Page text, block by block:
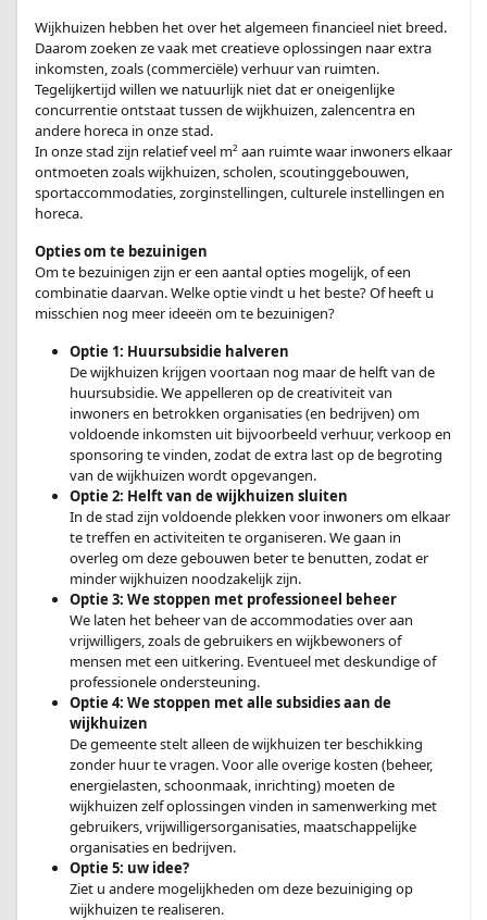
Wijkhuizen hebben het over het algemeen financieel niet breed.
Daarom zoeken ze vaak met creatieve oplossingen naar extra
inkomsten, zoals (commerciële) verhuur van ruimten.
Tegelijkertijd willen we natuurlijk niet dat er oneigenlijke
concurrentie ontstaat tussen de wijkhuizen, zalencentra en
andere horeca in onze stad.
In onze stad zijn relatief veel m² aan ruimte waar inwoners elkaar
ontmoeten zoals wijkhuizen, scholen, scoutinggebouwen,
sportaccommodaties, zorginstellingen, culturele instellingen en
horeca.
Opties om te bezuinigen
Om te bezuinigen zijn er een aantal opties mogelijk, of een
combinatie daarvan. Welke optie vindt u het beste? Of heeft u
misschien nog meer ideeën om te bezuinigen?
Optie 1: Huursubsidie halveren
De wijkhuizen krijgen voortaan nog maar de helft van de
huursubsidie. We appelleren op de creativiteit van
inwoners en betrokken organisaties (en bedrijven) om
voldoende inkomsten uit bijvoorbeeld verhuur, verkoop en
sponsoring te vinden, zodat de extra last op de begroting
van de wijkhuizen wordt opgevangen.
Optie 2: Helft van de wijkhuizen sluiten
In de stad zijn voldoende plekken voor inwoners om elkaar
te treffen en activiteiten te organiseren. We gaan in
overleg om deze gebouwen beter te benutten, zodat er
minder wijkhuizen noodzakelijk zijn.
Optie 3: We stoppen met professioneel beheer
We laten het beheer van de accommodaties over aan
vrijwilligers, zoals de gebruikers en wijkbewoners of
mensen met een uitkering. Eventueel met deskundige of
professionele ondersteuning.
Optie 4: We stoppen met alle subsidies aan de
wijkhuizen
De gemeente stelt alleen de wijkhuizen ter beschikking
zonder huur te vragen. Voor alle overige kosten (beheer,
energielasten, schoonmaak, inrichting) moeten de
wijkhuizen zelf oplossingen vinden in samenwerking met
gebruikers, vrijwilligersorganisaties, maatschappelijke
organisaties en bedrijven.
Optie 5: uw idee?
Ziet u andere mogelijkheden om deze bezuiniging op
wijkhuizen te realiseren.